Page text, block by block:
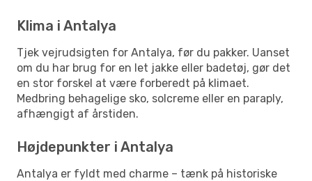
Klima i Antalya
Tjek vejrudsigten for Antalya, før du pakker. Uanset
om du har brug for en let jakke eller badetøj, gør det
en stor forskel at være forberedt på klimaet.
Medbring behagelige sko, solcreme eller en paraply,
afhængigt af årstiden.
Højdepunkter i Antalya
Antalya er fyldt med charme – tænk på historiske